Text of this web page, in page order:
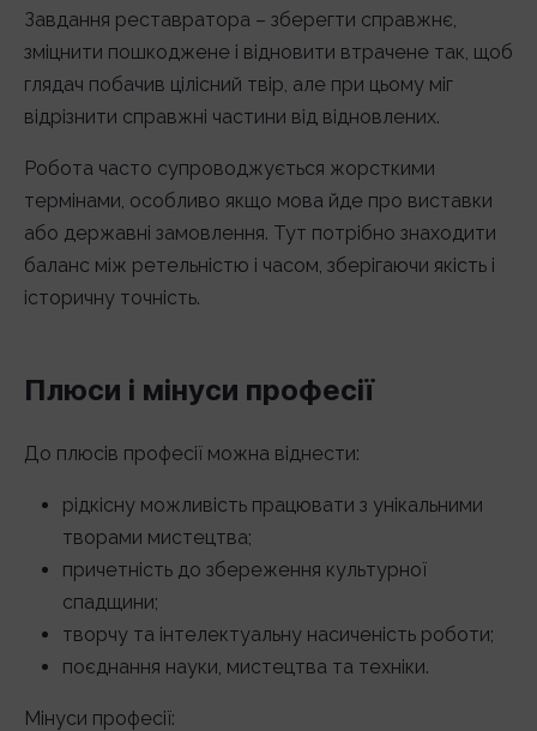
Завдання реставратора – зберегти справжнє,
зміцнити пошкоджене і відновити втрачене так, щоб
глядач побачив цілісний твір, але при цьому міг
відрізнити справжні частини від відновлених.
Робота часто супроводжується жорсткими
термінами, особливо якщо мова йде про виставки
або державні замовлення. Тут потрібно знаходити
баланс між ретельністю і часом, зберігаючи якість і
історичну точність.
Плюси і мінуси професії
До плюсів професії можна віднести:
рідкісну можливість працювати з унікальними
творами мистецтва;
причетність до збереження культурної
спадщини;
творчу та інтелектуальну насиченість роботи;
поєднання науки, мистецтва та техніки.
Мінуси професії: